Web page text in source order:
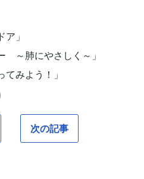
」
～肺にやさしく～」
みよう！」
次の記事